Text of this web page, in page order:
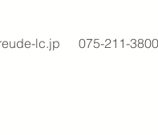
lc.jp 075-211-3800